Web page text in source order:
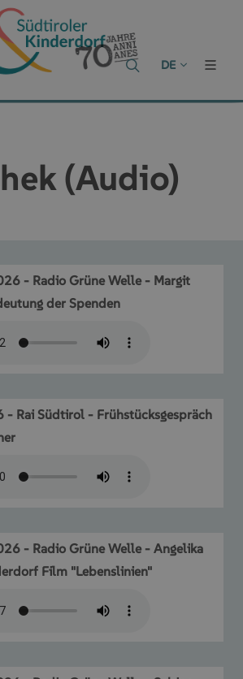
DE
(Audio)
- Radio Grüne Welle - Margit
der Spenden
Rai Südtirol - Frühstücksgespräch
- Radio Grüne Welle - Angelika
Film "Lebenslinien"